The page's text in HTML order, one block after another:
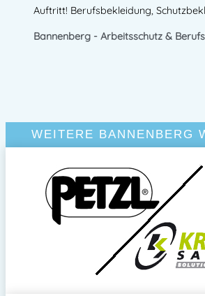
Auftritt! Berufsbekleidung,
Bannenberg - Arbeitsschutz &
WEITERE BANNENBERG